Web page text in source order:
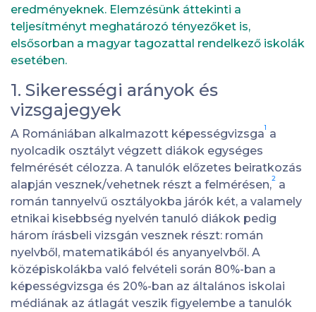
eredményeknek. Elemzésünk áttekinti a
teljesítményt meghatározó tényezőket is,
elsősorban a magyar tagozattal rendelkező iskolák
esetében.
1. Sikerességi arányok és
vizsgajegyek
A Romániában alkalmazott képességvizsga1 a
nyolcadik osztályt végzett diákok egységes
felmérését célozza. A tanulók előzetes beiratkozás
alapján vesznek/vehetnek részt a felmérésen,2 a
román tannyelvű osztályokba járók két, a valamely
etnikai kisebbség nyelvén tanuló diákok pedig
három írásbeli vizsgán vesznek részt: román
nyelvből, matematikából és anyanyelvből. A
középiskolákba való felvételi során 80%-ban a
képességvizsga és 20%-ban az általános iskolai
médiának az átlagát veszik figyelembe a tanulók